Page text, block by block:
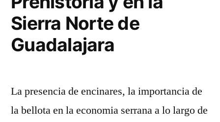
Sierra Norte de
Guadalajara
La presencia de encinares, la importancia de
la bellota en la economia serrana a lo largo de